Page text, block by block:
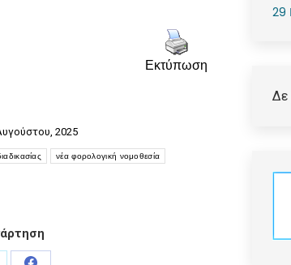
Εκτύπωση
2025
νέα φορολογική νομοθεσία
29
Δε